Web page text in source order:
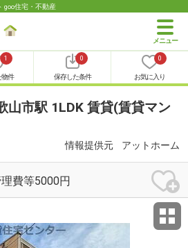
goo住宅・不動産
1
物件
0
保存した条件
0
お気に入り
山市駅 1LDK 賃貸(賃貸マン
情報提供元 アットホーム
費等5000円